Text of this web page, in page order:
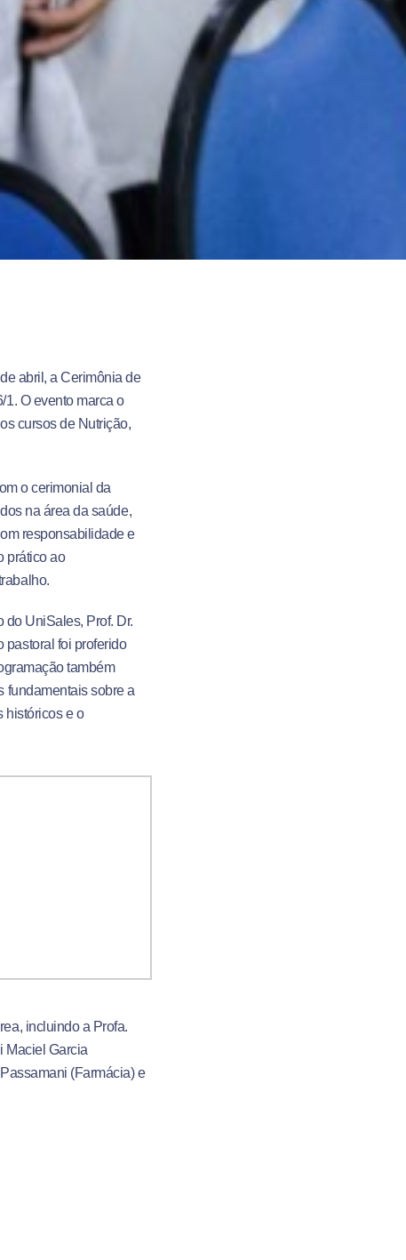
abril, a Cerimônia de
1. O evento marca o
cursos de Nutrição,
o cerimonial da
na área da saúde,
responsabilidade e
prático ao
.
do UniSales, Prof. Dr.
pastoral foi proferido
também
fundamentais sobre a
históricos e o
incluindo a Profa.
Maciel Garcia
(Farmácia) e